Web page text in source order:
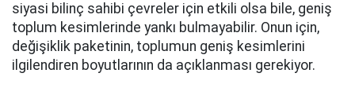
siyasi bilinç sahibi çevreler için etkili olsa bile, geniş
toplum kesimlerinde yankı bulmayabilir. Onun için,
değişiklik paketinin, toplumun geniş kesimlerini
ilgilendiren boyutlarının da açıklanması gerekiyor.